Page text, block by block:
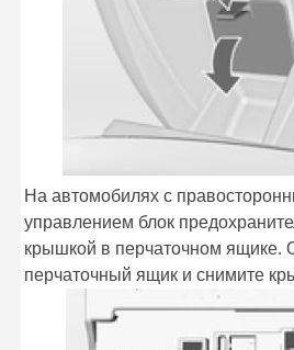
На автомобилях с
управлением блок
крышкой в перчаточном ящике.
перчаточный ящик и снимите